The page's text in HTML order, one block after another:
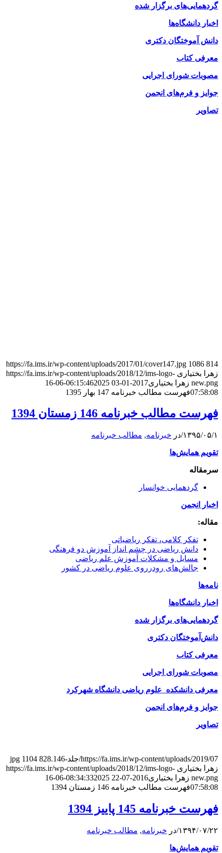
گردهمایی‌های برگزار شده
اخبار دانشگاه‌ها
دانش آموختگان دکتری
معرفی کتاب
مصوبات شورای اجرایی
جوایز و فرم‌های انجمن
تصاویر
https://fa.ims.ir/wp-content/uploads/2017/01/cover147.jpg 1086 814
زهرا بختیاری https://fa.ims.ir/wp-content/uploads/2018/12/ims-logo-
new.png زهرا بختیاری2017-01-03 06:15:46
2025-06-16
07:58:08فهرست مطالب خبرنامه 147 بهار 1395
فهرست مطالب خبرنامه 146 زمستان 1394
۱۳۹۵/۰۵/۱/در خبرنامه, مطالب خبرنامه
تقویم همایش‌ها
سرمقاله
گردهمایی خوانسار
اخبار انجمن
مقاله:
تفکر کلامی، تفکر ریاضیاتی
دانش ریاضی در چشم انداز آموزش دو فرهنگی
مسایل و مشکلات آموزش علم ریاضی
جالش‌های رودرروی علوم ریاضی در کشور
نامه‌ها
خبار دانشگاه‌ها
گردهمایی‌های برگزار شده
دانش‌آموختگان دکتری
معرفی کتاب
مصوبات شورای اجرایی
معرفی دانشکده علوم ریاضی دانشگاه شهرکرد
جوایز و فرم‌های انجمن
تصاویر
https://fa.ims.ir/wp-content/uploads/2019/07/جلد-146.jpg 1104 828
زهرا بختیاری https://fa.ims.ir/wp-content/uploads/2018/12/ims-logo-
new.png زهرا بختیاری2016-07-22 08:34:33
2025-06-16
07:58:08فهرست مطالب خبرنامه 146 زمستان 1394
فهرست خبرنامه 145 پاییز 1394
۱۳۹۴/۰۷/۲۲/در خبرنامه, مطالب خبرنامه
تقویم همایش‌ها